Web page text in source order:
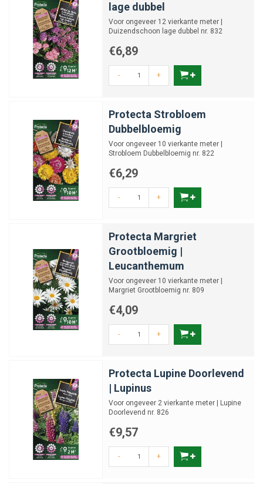
lage dubbel
Voor ongeveer 12 vierkante meter |
Duizendschoon lage dubbel nr. 832
€6,89
- +
Protecta Strobloem
Dubbelbloemig
Voor ongeveer 10 vierkante meter |
Strobloem Dubbelbloemig nr. 822
€6,29
- +
Protecta Margriet
Grootbloemig |
Leucanthemum
Voor ongeveer 10 vierkante meter |
Margriet Grootbloemig nr. 809
€4,09
- +
Protecta Lupine Doorlevend
| Lupinus
Voor ongeveer 2 vierkante meter | Lupine
Doorlevend nr. 826
€9,57
- +